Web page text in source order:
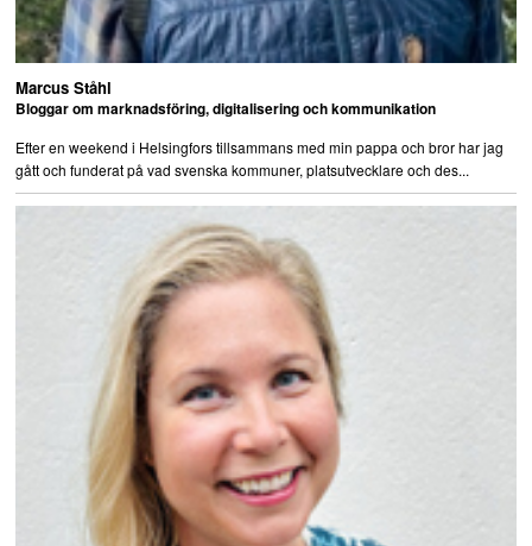
Marcus Ståhl
Bloggar om marknadsföring, digitalisering och kommunikation
Efter en weekend i Helsingfors tillsammans med min pappa och bror har jag
gått och funderat på vad svenska kommuner, platsutvecklare och des...